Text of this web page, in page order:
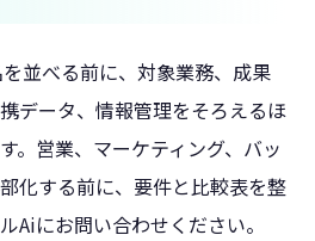
並べる前に、対象業務、成果
データ、情報管理をそろえるほ
。営業、マーケティング、バッ
化する前に、要件と比較表を整
Aiにお問い合わせください。